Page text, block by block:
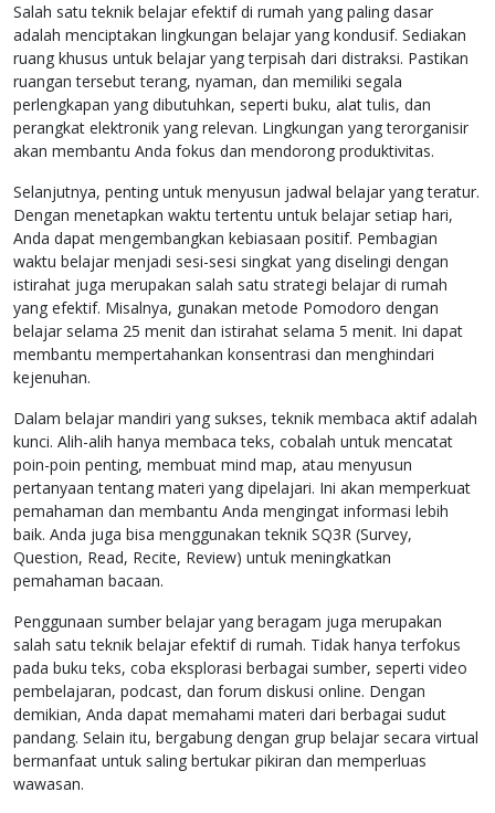
Salah satu teknik belajar efektif di rumah yang paling dasar
adalah menciptakan lingkungan belajar yang kondusif. Sediakan
ruang khusus untuk belajar yang terpisah dari distraksi. Pastikan
ruangan tersebut terang, nyaman, dan memiliki segala
perlengkapan yang dibutuhkan, seperti buku, alat tulis, dan
perangkat elektronik yang relevan. Lingkungan yang terorganisir
akan membantu Anda fokus dan mendorong produktivitas.
Selanjutnya, penting untuk menyusun jadwal belajar yang teratur.
Dengan menetapkan waktu tertentu untuk belajar setiap hari,
Anda dapat mengembangkan kebiasaan positif. Pembagian
waktu belajar menjadi sesi-sesi singkat yang diselingi dengan
istirahat juga merupakan salah satu strategi belajar di rumah
yang efektif. Misalnya, gunakan metode Pomodoro dengan
belajar selama 25 menit dan istirahat selama 5 menit. Ini dapat
membantu mempertahankan konsentrasi dan menghindari
kejenuhan.
Dalam belajar mandiri yang sukses, teknik membaca aktif adalah
kunci. Alih-alih hanya membaca teks, cobalah untuk mencatat
poin-poin penting, membuat mind map, atau menyusun
pertanyaan tentang materi yang dipelajari. Ini akan memperkuat
pemahaman dan membantu Anda mengingat informasi lebih
baik. Anda juga bisa menggunakan teknik SQ3R (Survey,
Question, Read, Recite, Review) untuk meningkatkan
pemahaman bacaan.
Penggunaan sumber belajar yang beragam juga merupakan
salah satu teknik belajar efektif di rumah. Tidak hanya terfokus
pada buku teks, coba eksplorasi berbagai sumber, seperti video
pembelajaran, podcast, dan forum diskusi online. Dengan
demikian, Anda dapat memahami materi dari berbagai sudut
pandang. Selain itu, bergabung dengan grup belajar secara virtual
bermanfaat untuk saling bertukar pikiran dan memperluas
wawasan.